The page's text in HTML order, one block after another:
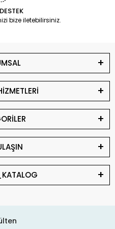
bize iletebilirsiniz.